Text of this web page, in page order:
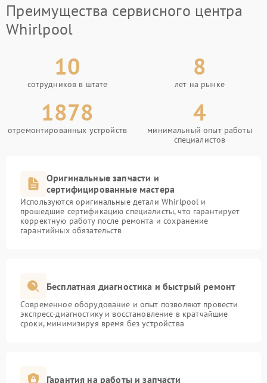
Преимущества сервисного центра
Whirlpool
10
сотрудников в штате
8
лет на рынке
1878
отремонтированных устройств
4
минимальный опыт работы
специалистов
Оригинальные запчасти и
сертифицированные мастера
Используются оригинальные детали Whirlpool и
прошедшие сертификацию специалисты, что гарантирует
корректную работу после ремонта и сохранение
гарантийных обязательств
Бесплатная диагностика и быстрый ремонт
Современное оборудование и опыт позволяют провести
экспресс-диагностику и восстановление в кратчайшие
сроки, минимизируя время без устройства
Гарантия на работы и запчасти